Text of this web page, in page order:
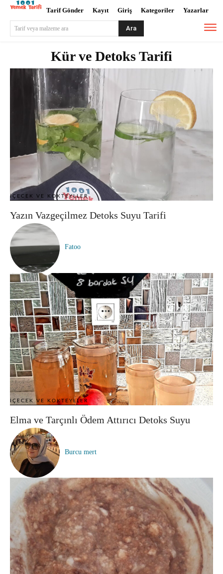
Tarif Gönder Kayıt Giriş Kategoriler Yazarlar
Tarif veya malzeme ara Ara
Kür ve Detoks Tarifi
İÇECEK VE KOKTEYLLER
Yazın Vazgeçilmez Detoks Suyu Tarifi
Fatoo
İÇECEK VE KOKTEYLLER
Elma ve Tarçınlı Ödem Attırıcı Detoks Suyu
Burcu mert